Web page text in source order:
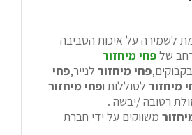
לשמירה על איכות הסביבה
רחב שלפחי מיחזור
פחי מיחזור לנייר,פחי
מיחזור לסוללות ופחי מיחזור
רטובה /יבשה .
משווקים על ידי חברת